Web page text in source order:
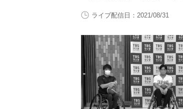
ライブ配信日：2021/08/31